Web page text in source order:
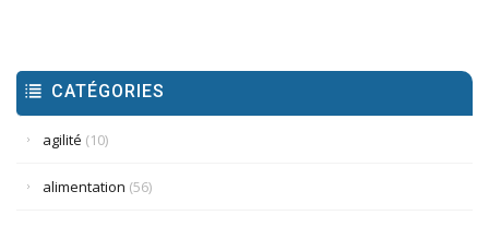
CATÉGORIES
agilité (10)
alimentation (56)